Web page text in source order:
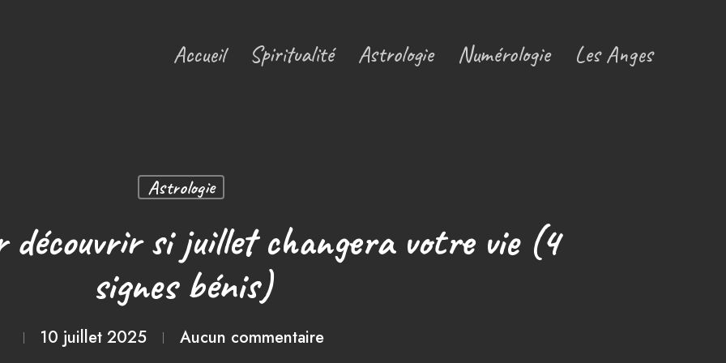
Accueil Spiritualité Astrologie Numérologie Les Anges
Astrologie
découvrir si juillet changera votre vie (4
signes bénis)
10 juillet 2025 Aucun commentaire